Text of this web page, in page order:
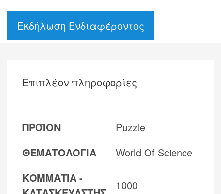
Εκδήλωση Ενδιαφέροντος
Επιπλέον πληροφορίες
ΠΡΟΪΟΝ
Puzzle
ΘΕΜΑΤΟΛΟΓΙΑ
World Of Science
ΚΟΜΜΑΤΙΑ -
1000